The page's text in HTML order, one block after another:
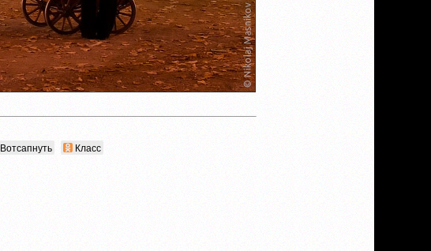
Вотсапнуть Класс